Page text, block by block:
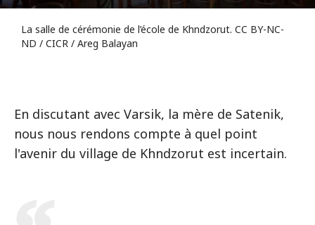
La salle de cérémonie de l’école de Khndzorut. CC BY-NC-
ND / CICR / Areg Balayan
En discutant avec Varsik, la mère de Satenik,
nous nous rendons compte à quel point
l'avenir du village de Khndzorut est incertain.